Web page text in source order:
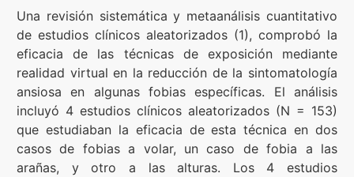
Una revisión sistemática y metaanálisis cuantitativo
de estudios clínicos aleatorizados (1), comprobó la
eficacia de las técnicas de exposición mediante
realidad virtual en la reducción de la sintomatología
ansiosa en algunas fobias específicas. El análisis
incluyó 4 estudios clínicos aleatorizados (N = 153)
que estudiaban la eficacia de esta técnica en dos
casos de fobias a volar, un caso de fobia a las
arañas, y otro a las alturas. Los 4 estudios